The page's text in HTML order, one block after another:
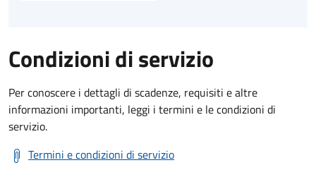
Condizioni di servizio
Per conoscere i dettagli di scadenze, requisiti e altre
informazioni importanti, leggi i termini e le condizioni di
servizio.
Termini e condizioni di servizio